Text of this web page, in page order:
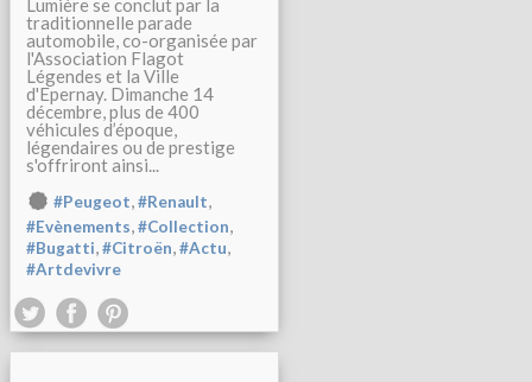
Lumière se conclut par la
traditionnelle parade
automobile, co-organisée par
l'Association Flagot
Légendes et la Ville
d'Epernay. Dimanche 14
décembre, plus de 400
véhicules d’époque,
légendaires ou de prestige
s'offriront ainsi...
#Peugeot,#Renault,
#Evènements,#Collection,
#Bugatti,#Citroën,#Actu,
#Artdevivre